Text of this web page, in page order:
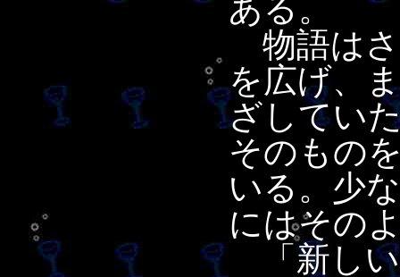
ある。
物語は
を広げ、
ざしてい
そのもの
いる。少
にはその
「新し